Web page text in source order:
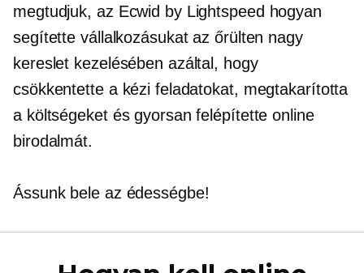
megtudjuk, az Ecwid by Lightspeed hogyan
segítette vállalkozásukat az őrülten nagy
kereslet kezelésében azáltal, hogy
csökkentette a kézi feladatokat, megtakarította
a költségeket és gyorsan felépítette online
birodalmát.
Ássunk bele az édességbe!